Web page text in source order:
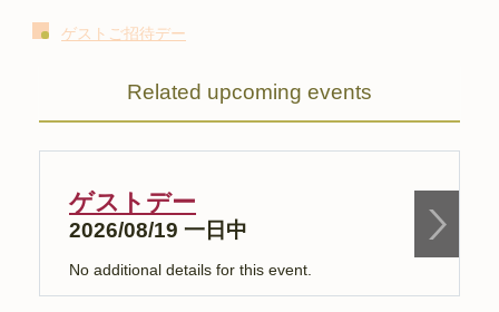
ゲストご招待デー
Related upcoming events
ゲストデー
2026/08/19 一日中
No additional details for this event.